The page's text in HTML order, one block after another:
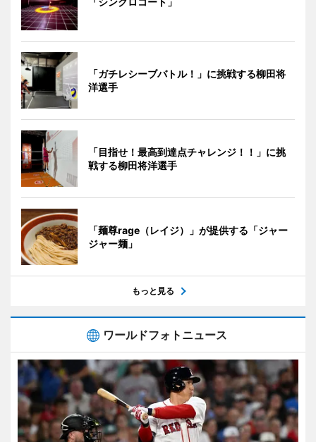
「ガチレシーブバトル！」に挑戦する柳田将
洋選手
「目指せ！最高到達点チャレンジ！！」に挑
戦する柳田将洋選手
「麺尊rage（レイジ）」が提供する「ジャー
ジャー麺」
もっと見る
ワールドフォトニュース